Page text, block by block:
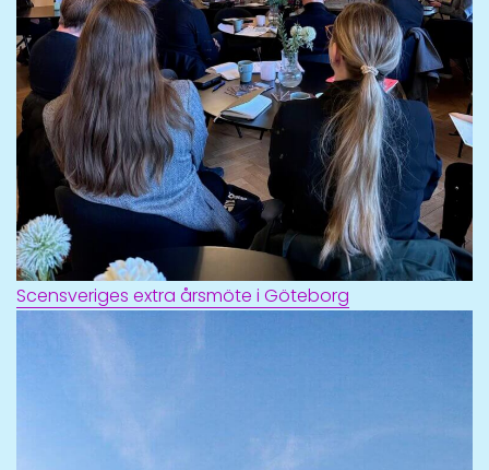
Scensveriges extra årsmöte i Göteborg